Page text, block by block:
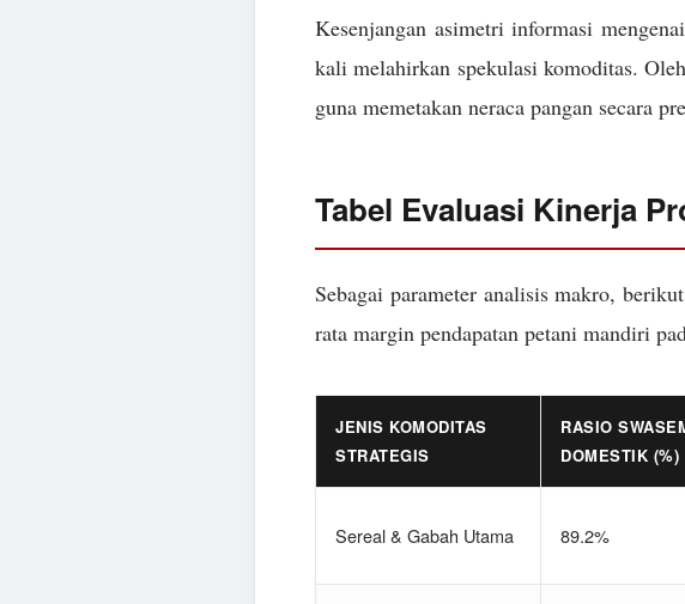
Kesenjangan asimetri informasi
kali melahirkan spekulasi komoditas.
guna memetakan neraca pangan secara
Tabel Evaluasi Kinerja
Sebagai parameter analisis makro,
rata margin pendapatan petani mandiri
JENIS KOMODITAS
STRATEGIS
RASIO
DOMESTIK (%)
Sereal & Gabah Utama 89.2%